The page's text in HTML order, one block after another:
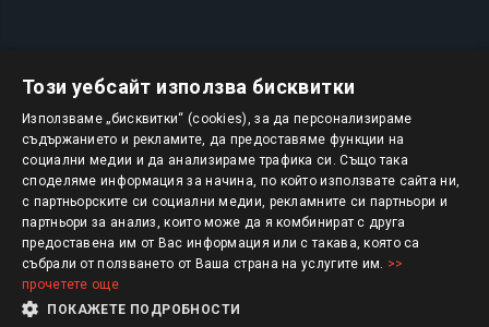
БЮЛЕТИН
АБОНИРАНЕ
Авторско право © 2025 HERMESBOOKS.BG
1 EUR = 1.95583 BGN
Този уебсайт използва бисквитки
Използваме „бисквитки“ (cookies), за да персонализираме
съдържанието и рекламите, да предоставяме функции на
социални медии и да анализираме трафика си. Също така
споделяме информация за начина, по който използвате сайта ни,
с партньорските си социални медии, рекламните си партньори и
партньори за анализ, които може да я комбинират с друга
предоставена им от Вас информация или с такава, която са
събрали от ползването от Ваша страна на услугите им. >>
прочетете още
ПОКАЖЕТЕ ПОДРОБНОСТИ